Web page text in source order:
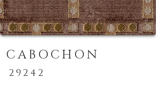
CABOCHON
29242